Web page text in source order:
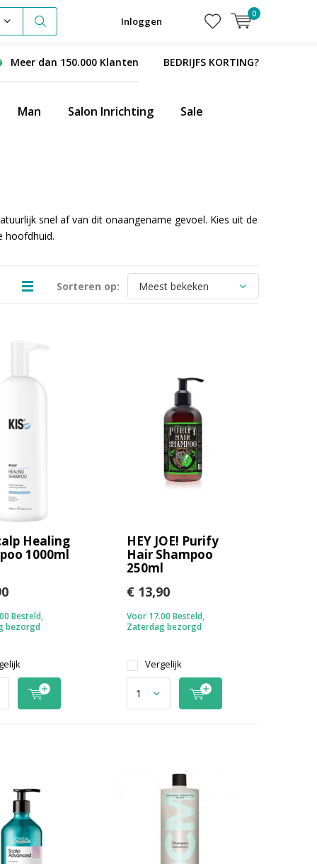
Inloggen
0
Meer dan 150.000 Klanten BEDRIJFS KORTING?
Man Salon Inrichting Sale
snel af van dit onaangename gevoel. Kies uit de
hoofdhuid.
Sorteren op:
Healing
1000ml
Besteld,
bezorgd
HEY JOE! Purify
Hair Shampoo
250ml
€ 13,90
Voor 17.00 Besteld,
Zaterdag bezorgd
Vergelijk